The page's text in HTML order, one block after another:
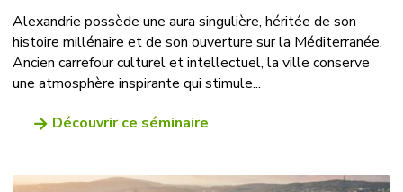
Alexandrie possède une aura singulière, héritée de son
histoire millénaire et de son ouverture sur la Méditerranée.
Ancien carrefour culturel et intellectuel, la ville conserve
une atmosphère inspirante qui stimule...
Découvrir ce séminaire